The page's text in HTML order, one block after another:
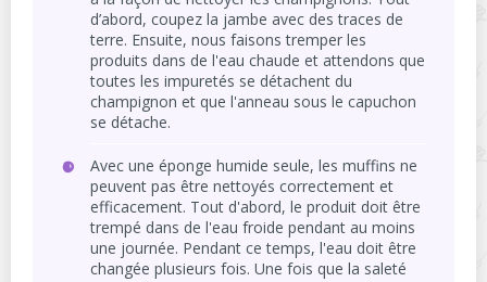
d’abord, coupez la jambe avec des traces de
terre. Ensuite, nous faisons tremper les
produits dans de l'eau chaude et attendons que
toutes les impuretés se détachent du
champignon et que l'anneau sous le capuchon
se détache.
Avec une éponge humide seule, les muffins ne
peuvent pas être nettoyés correctement et
efficacement. Tout d'abord, le produit doit être
trempé dans de l'eau froide pendant au moins
une journée. Pendant ce temps, l'eau doit être
changée plusieurs fois. Une fois que la saleté